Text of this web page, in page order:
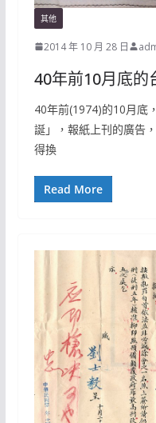
其他
2014 年 10 月 28 日
40年前10月底的
40年前(1974)的10月底
誕」，報紙上刊的廣告
得換
Read More